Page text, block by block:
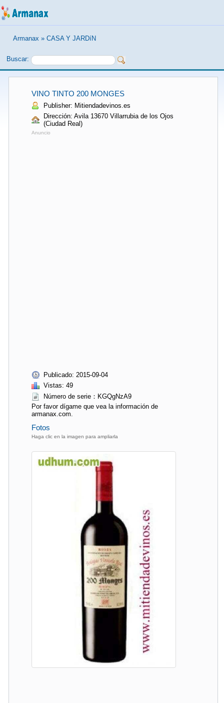
Armanax » CASA Y JARDíN
Buscar:
VINO TINTO 200 MONGES
Publisher: Mitiendadevinos.es
Dirección: Avila 13670 Villarrubia de los Ojos
(Ciudad Real)
Anuncio
Publicado: 2015-09-04
Vistas: 49
Número de serie：KGQgNzA9
Por favor dígame que vea la información de
armanax.com.
Fotos
Haga clic en la imagen para ampliarla